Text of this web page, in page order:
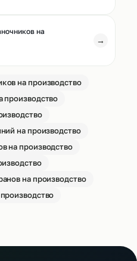
на
→
на производство
производство
на производство
на производство
на производство